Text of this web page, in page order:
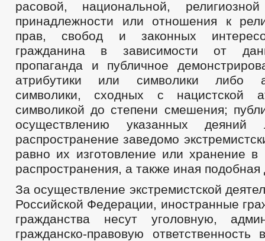
расовой, национальной,
принадлежности или отношения к
прав, свобод и законных
гражданина в зависимости от
пропаганда и публичное
атрибутики или символики либо
символики, сходных с нацистской
символикой до степени смешения;
осуществлению указанных деяний
распространение заведомо
равно их изготовление или хранение в
распространения, а также иная подобная
За осуществление экстремистской
Российской Федерации, иностранные
гражданства несут уголовную,
гражданско-правовую ответственность